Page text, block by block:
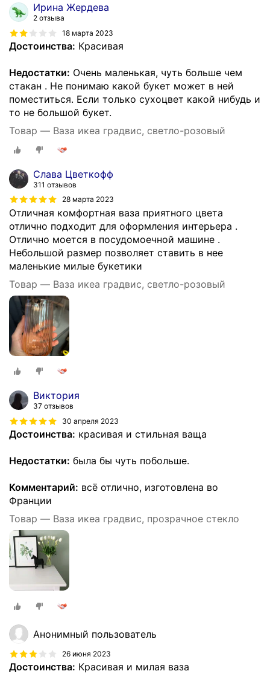
Ирина Жердева
2 отзыва
18 марта 2023
Достоинства: Красивая
Недостатки: Очень маленькая, чуть больше чем
стакан . Не понимаю какой букет может в ней
поместиться. Если только сухоцвет какой нибудь и
то не большой букет.
Товар — Ваза икеа градвис, светло-розовый
Слава Цветкофф
311 отзывов
28 марта 2023
Отличная комфортная ваза приятного цвета
отлично подходит для оформления интерьера .
Отлично моется в посудомоечной машине .
Небольшой размер позволяет ставить в нее
маленькие милые букетики
Товар — Ваза икеа градвис, светло-розовый
Виктория
37 отзывов
30 апреля 2023
Достоинства: красивая и стильная ваща
Недостатки: была бы чуть побольше.
Комментарий: всё отлично, изготовлена во
Франции
Товар — Ваза икеа градвис, прозрачное стекло
Анонимный пользователь
26 июня 2023
Достоинства: Красивая и милая ваза